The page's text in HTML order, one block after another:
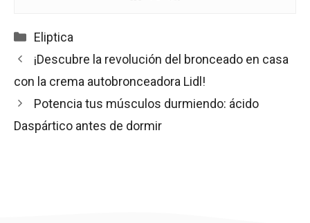
Categorías
Eliptica
¡Descubre la revolución del bronceado en casa
con la crema autobronceadora Lidl!
Potencia tus músculos durmiendo: ácido
Daspártico antes de dormir